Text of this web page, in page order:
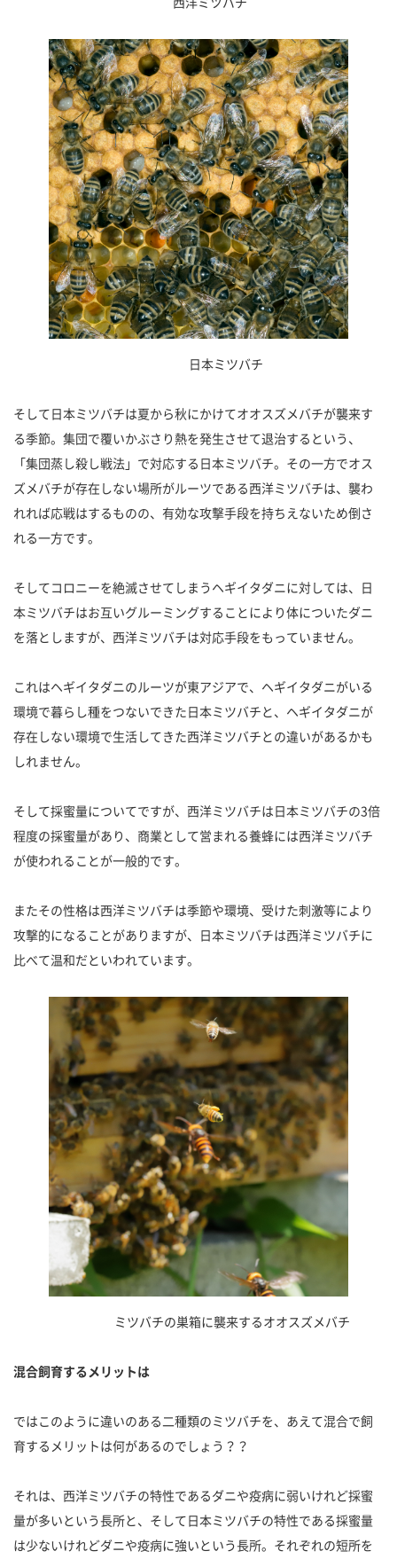
日本ミツバチ
そして日本ミツバチは夏から秋にかけてオオスズメバチが襲来す
る季節。集団で覆いかぶさり熱を発生させて退治するという、
「集団蒸し殺し戦法」で対応する日本ミツバチ。その一方でオス
ズメバチが存在しない場所がルーツである西洋ミツバチは、襲わ
れれば応戦はするものの、有効な攻撃手段を持ちえないため倒さ
れる一方です。
そしてコロニーを絶滅させてしまうヘギイタダニに対しては、日
本ミツバチはお互いグルーミングすることにより体についたダニ
を落としますが、西洋ミツバチは対応手段をもっていません。
これはヘギイタダニのルーツが東アジアで、ヘギイタダニがいる
環境で暮らし種をつないできた日本ミツバチと、ヘギイタダニが
存在しない環境で生活してきた西洋ミツバチとの違いがあるかも
しれません。
そして採蜜量についてですが、西洋ミツバチは日本ミツバチの3倍
程度の採蜜量があり、商業として営まれる養蜂には西洋ミツバチ
が使われることが一般的です。
またその性格は西洋ミツバチは季節や環境、受けた刺激等により
攻撃的になることがありますが、日本ミツバチは西洋ミツバチに
比べて温和だといわれています。
ミツバチの巣箱に襲来するオオスズメバチ
混合飼育するメリットは
ではこのように違いのある二種類のミツバチを、あえて混合で飼
育するメリットは何があるのでしょう？？
それは、西洋ミツバチの特性であるダニや疫病に弱いけれど採蜜
量が多いという長所と、そして日本ミツバチの特性である採蜜量
は少ないけれどダニや疫病に強いという長所。それぞれの短所を